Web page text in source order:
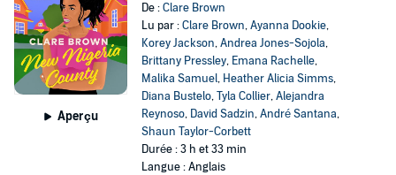
Aperçu
De :Clare Brown
Lu par :Clare Brown,Ayanna Dookie,
Korey Jackson,Andrea Jones-Sojola,
Brittany Pressley, Emana Rachelle,
Malika Samuel, Heather Alicia Simms,
Diana Bustelo,Tyla Collier,Alejandra
Reynoso, David Sadzin,André Santana,
Shaun Taylor-Corbett
Durée : 3 h et 33 min
Langue : Anglais